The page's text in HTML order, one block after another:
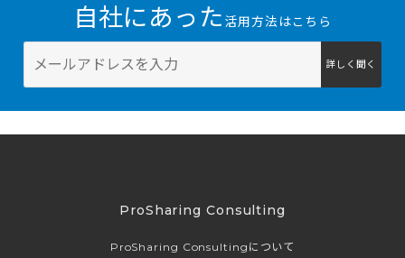
自社にあった 活用方法はこちら
詳しく聞く
ProSharing Consulting
ProSharing Consultingについて